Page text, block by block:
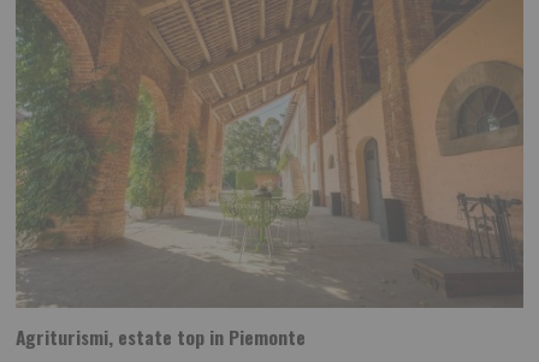
Agriturismi, estate top in Piemonte